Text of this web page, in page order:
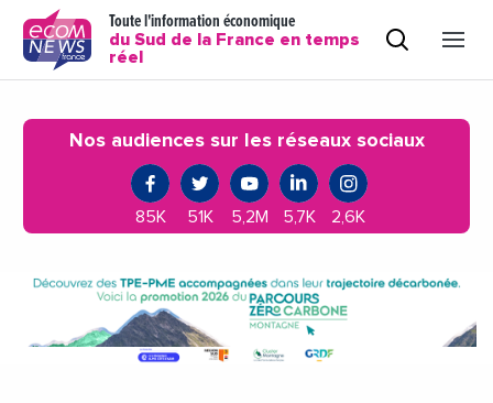
Toute l'information économique
du Sud de la France en temps
réel
Nos audiences sur les réseaux sociaux
85K 51K 5,2M 5,7K 2,6K